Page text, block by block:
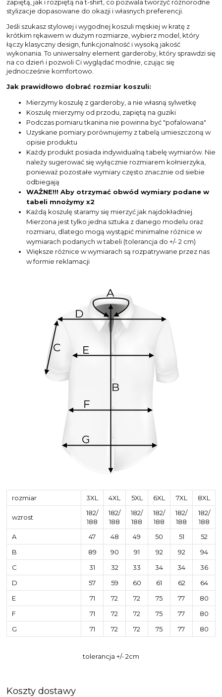
zapiętą, jak i rozpiętą na t-shirt, co pozwala tworzyć różnorodne
stylizacje dopasowane do okazji i własnych preferencji.
Jeśli szukasz stylowej i wygodnej koszuli męskiej w kratę z
krótkim rękawem w dużym rozmiarze, wybierz model, który
łączy klasyczny design, funkcjonalność i wysoką jakość
wykonania. To uniwersalny element garderoby, który sprawdzi się
na co dzień i pozwoli Ci wyglądać modnie, czując się
jednocześnie komfortowo.
Jak prawidłowo dobrać rozmiar koszuli:
Mierzymy koszulę z garderoby, a nie własną sylwetkę
Koszulę mierzymy od przodu, zapiętą na guziki
Podczas pomiaru tkanina nie powinna być "pofalowana"
Uzyskane pomiary porównujemy z tabelą umieszczoną w
opisie produktu
Każdy produkt posiada indywidualną tabelę wymiarów. Nie
należy sugerować się wyłącznie rozmiarem kołnierzyka,
ponieważ pozostałe wymiary często znacznie od siebie
odbiegają
WAŻNE!!! Aby otrzymać obwód wymiary podane w
tabeli mnożymy x2
Każdą koszulę staramy się mierzyć jak najdokładniej.
Mierzona jest tylko jedna sztuka z danego modelu oraz
rozmiaru, dlatego mogą wystąpić minimalne różnice w
wymiarach podanych w tabeli (tolerancja do +/- 2 cm)
Większe różnice w wymiarach są rozpatrywane przez nas
w formie reklamacji
rozmiar 3XL 4XL 5XL 6XL 7XL 8XL
wzrost
182/
188
182/
188
182/
188
182/
188
182/
188
182/
188
A
47 48 49 50 51
52
B
89 90 91 92 92
94
C
31 32 33 34 34
36
D
57 59 60 61 62
64
E
71 72 72 75 77
80
F
71 72 72 75 77
80
G
71 72 72 75 77 80
tolerancja +/- 2cm
Koszty dostawy